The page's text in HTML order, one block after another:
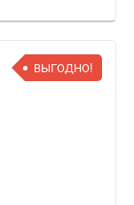
ВЫГОДНО!